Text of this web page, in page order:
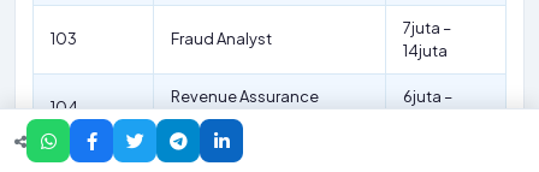
103 Fraud Analyst
7juta –
14juta
104
Revenue Assurance
Analyst
6juta –
Business Intelligence